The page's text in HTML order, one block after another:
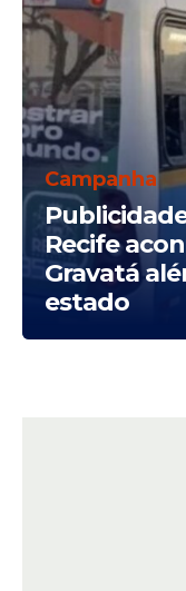
Campanha
Recife
Gravatá
estado